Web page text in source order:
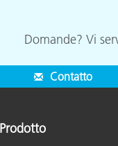
Domande? Vi
Contatto
Prodotto